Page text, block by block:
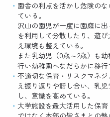
園舎の利点を活かし危険の
ている。
沢山の園児が一度に園庭に
を利用して分散したり、遊
え環境も整えている。
また乳幼児（0歳～2歳）も
行い幼稚園へなだらかに移行
不適切な保育・リスクマネ
え振り返りや話し合い、乳
し、意識を高めている。
大学施設を最大活用した保